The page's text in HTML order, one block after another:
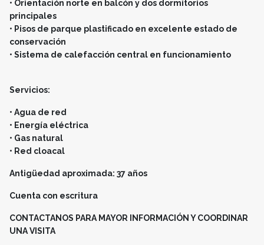
• Orientación norte en balcón y dos dormitorios
principales
• Pisos de parque plastificado en excelente estado de
conservación
• Sistema de calefacción central en funcionamiento
Servicios:
• Agua de red
• Energía eléctrica
• Gas natural
• Red cloacal
Antigüedad aproximada: 37 años
Cuenta con escritura
CONTACTANOS PARA MAYOR INFORMACIÓN Y COORDINAR
UNA VISITA